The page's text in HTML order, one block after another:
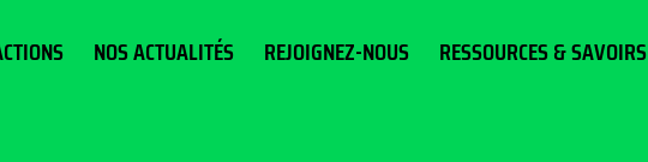
NOS ACTUALITÉS REJOIGNEZ-NOUS RESSOURCES & SAVOIRS